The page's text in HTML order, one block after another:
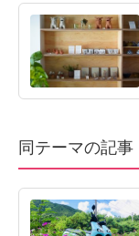
同テーマの記事